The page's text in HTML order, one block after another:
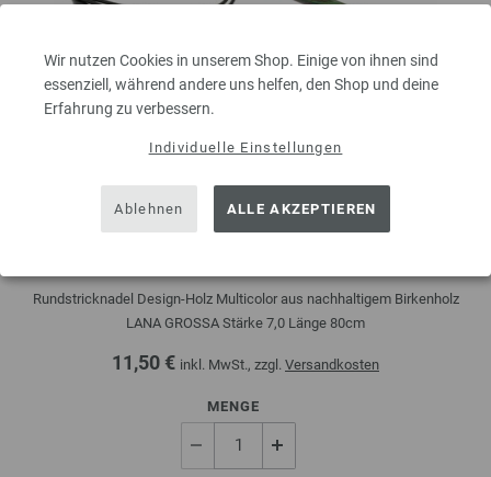
Wir nutzen Cookies in unserem Shop. Einige von ihnen sind
essenziell, während andere uns helfen, den Shop und deine
Erfahrung zu verbessern.
Individuelle Einstellungen
Ablehnen ALLE AKZEPTIEREN
Rundstricknadel Design-Holz Multicolor aus nachhaltigem Birkenholz
LANA GROSSA Stärke 7,0 Länge 80cm
11,50 € inkl. MwSt., zzgl. Versandkosten
MENGE